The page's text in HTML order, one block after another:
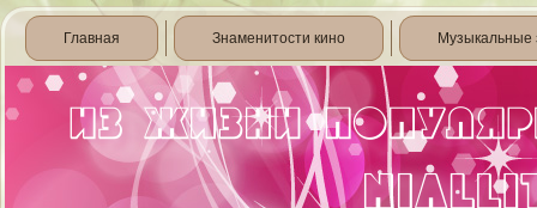
Главная Знаменитости кино Музыкальные